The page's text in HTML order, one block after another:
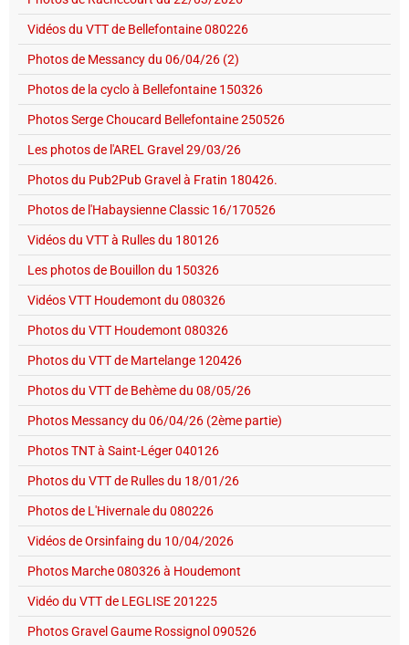
Vidéos du VTT de Bellefontaine 080226
Photos de Messancy du 06/04/26 (2)
Photos de la cyclo à Bellefontaine 150326
Photos Serge Choucard Bellefontaine 250526
Les photos de l'AREL Gravel 29/03/26
Photos du Pub2Pub Gravel à Fratin 180426.
Photos de l'Habaysienne Classic 16/170526
Vidéos du VTT à Rulles du 180126
Les photos de Bouillon du 150326
Vidéos VTT Houdemont du 080326
Photos du VTT Houdemont 080326
Photos du VTT de Martelange 120426
Photos du VTT de Behème du 08/05/26
Photos Messancy du 06/04/26 (2ème partie)
Photos TNT à Saint-Léger 040126
Photos du VTT de Rulles du 18/01/26
Photos de L'Hivernale du 080226
Vidéos de Orsinfaing du 10/04/2026
Photos Marche 080326 à Houdemont
Vidéo du VTT de LEGLISE 201225
Photos Gravel Gaume Rossignol 090526